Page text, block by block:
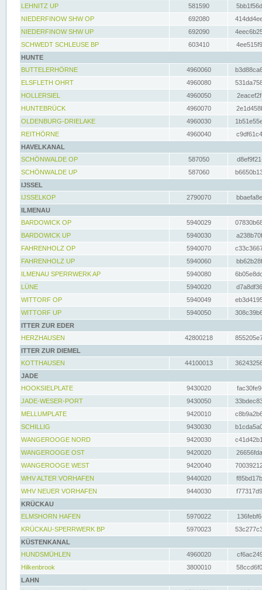
LEHNITZ UP
581590
NIEDERFINOW SHW OP
692080
NIEDERFINOW SHW UP
692090
SCHWEDT SCHLEUSE BP
603410
HUNTE
BUTTELERHÖRNE
4960060
ELSFLETH OHRT
4960080
HOLLERSIEL
4960050
HUNTEBRÜCK
4960070
OLDENBURG-DRIELAKE
4960030
REITHÖRNE
4960040
HAVELKANAL
SCHÖNWALDE OP
587050
SCHÖNWALDE UP
587060
IJSSEL
IJSSELKOP
2790070
ILMENAU
BARDOWICK OP
5940029
BARDOWICK UP
5940030
FAHRENHOLZ OP
5940070
FAHRENHOLZ UP
5940060
ILMENAU SPERRWERK AP
5940080
LÜNE
5940020
WITTORF OP
5940049
WITTORF UP
5940050
ITTER ZUR EDER
HERZHAUSEN
42800218
ITTER ZUR DIEMEL
KOTTHAUSEN
44100013
JADE
HOOKSIELPLATE
9430020
JADE-WESER-PORT
9430050
MELLUMPLATE
9420010
SCHILLIG
9430030
WANGEROOGE NORD
9420030
WANGEROOGE OST
9420020
WANGEROOGE WEST
9420040
WHV ALTER VORHAFEN
9440020
WHV NEUER VORHAFEN
9440030
KRÜCKAU
ELMSHORN HAFEN
5970022
KRÜCKAU-SPERRWERK BP
5970023
KÜSTENKANAL
HUNDSMÜHLEN
4960020
Hilkenbrook
3800010
LAHN